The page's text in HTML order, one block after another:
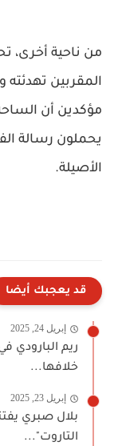
من ناحية أخرى،
المقربين تهدئته
مؤكدين أن
يحملون رسالة
الأصيلة.
قد يعجبك أيضا
إبريل 24, 2025
ريم البارودي
خلافها...
إبريل 23, 2025
بلال صبري
التاروت"...